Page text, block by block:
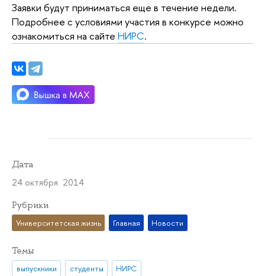
Заявки будут приниматься еще в течение недели.
Подробнее с условиями участия в конкурсе можно
ознакомиться на сайте НИРС.
Дата
24 октября 2014
Рубрики
Университетская жизнь Главная Новости
Темы
выпускники студенты НИРС